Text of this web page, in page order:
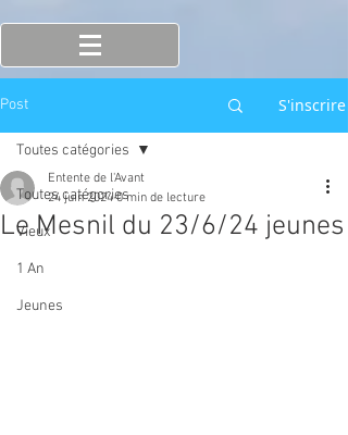
Post S'inscrire
Toutes catégories
Vieux
1 An
Jeunes
Toutes catégories
Le Mesnil du 23/6/24 jeunes
Entente de l'Avant
24 juin 2024 0 min de lecture